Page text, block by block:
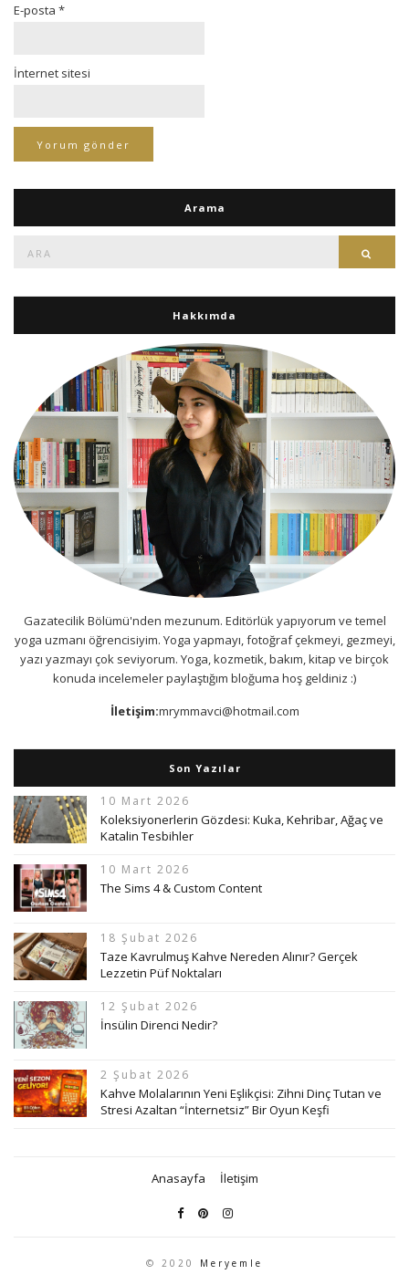
E-posta *
İnternet sitesi
Arama
Hakkımda
Gazatecilik Bölümü'nden mezunum. Editörlük yapıyorum ve temel
yoga uzmanı öğrencisiyim. Yoga yapmayı, fotoğraf çekmeyi, gezmeyi,
yazı yazmayı çok seviyorum. Yoga, kozmetik, bakım, kitap ve birçok
konuda incelemeler paylaştığım bloğuma hoş geldiniz :)
İletişim:mrymmavci@hotmail.com
Son Yazılar
10 Mart 2026
Koleksiyonerlerin Gözdesi: Kuka, Kehribar, Ağaç ve
Katalin Tesbihler
10 Mart 2026
The Sims 4 & Custom Content
18 Şubat 2026
Taze Kavrulmuş Kahve Nereden Alınır? Gerçek
Lezzetin Püf Noktaları
12 Şubat 2026
İnsülin Direnci Nedir?
2 Şubat 2026
Kahve Molalarının Yeni Eşlikçisi: Zihni Dinç Tutan ve
Stresi Azaltan “İnternetsiz” Bir Oyun Keşfi
Anasayfa İletişim
© 2020 Meryemle